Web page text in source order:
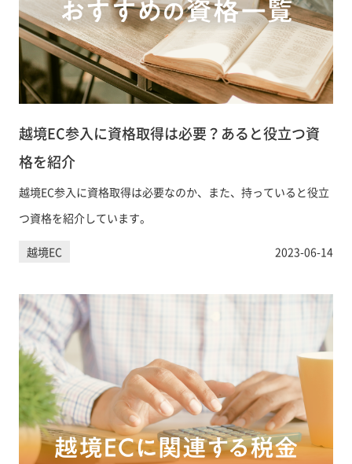
越境EC参入に資格取得は必要？あると役立つ資
格を紹介
越境EC参入に資格取得は必要なのか、また、持っていると役立
つ資格を紹介しています。
越境EC 2023-06-14